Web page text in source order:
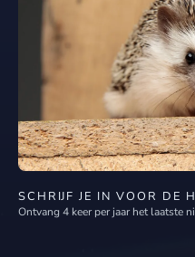
SCHRIJF JE IN VOOR DE
Ontvang 4 keer per jaar het laatste